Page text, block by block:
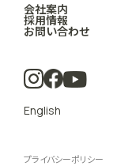
会社案内
採用情報
お問い合わせ
English
プライバシーポリシー